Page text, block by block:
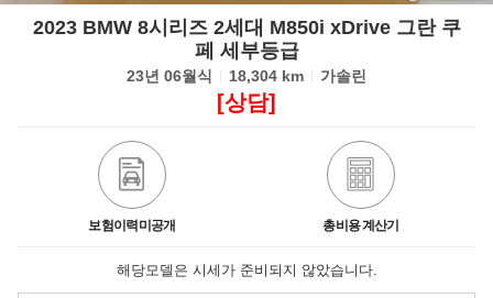
2023 BMW 8시리즈 2세대 M850i xDrive 그란 쿠
페 세부등급
23년 06월식 18,304 km 가솔린
[상담]
보험이력미공개 총비용 계산기
해당모델은 시세가 준비되지 않았습니다.